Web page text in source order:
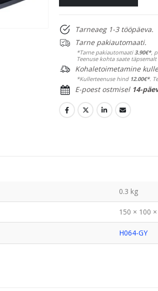
Tarneaeg 1-3 tööpäeva.
Tarne pakiautomaati.
*Tarne pakiautomaati3.90€*,
Teenuse kohta saate
Kohaletoimetamine
*Kullerteenuse hind 12.00€*.
E-poest ostmisel 14-
0.3 kg
150 × 100
H064-GY